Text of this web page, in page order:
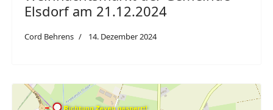
Elsdorf am 21.12.2024
Cord Behrens 14. Dezember 2024